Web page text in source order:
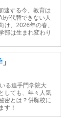
速する今、教育は
が代替できない人
け、2026年の春、
部は生まれ変わり
る追手門学院大
しても、年々人気
密とは？併願校に
す！